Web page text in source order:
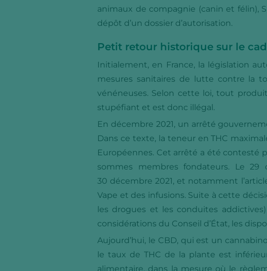
animaux de compagnie (canin et félin),
dépôt d’un dossier d’autorisation.
Petit retour historique sur le
Initialement, en France, la législation
mesures sanitaires de lutte contre la
vénéneuses. Selon cette loi, tout
stupéfiant et est donc illégal.
En décembre 2021, un arrêté
Dans ce texte, la teneur en THC
Européennes. Cet arrêté a été contesté
sommes membres fondateurs. Le 29
30 décembre 2021, et notamment
Vape et des infusions. Suite à cette
les drogues et les conduites
considérations du Conseil d’État, les
Aujourd’hui, le CBD, qui est un
le taux de THC de la plante est
alimentaire, dans la mesure où le